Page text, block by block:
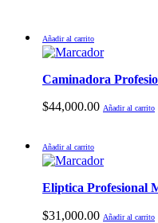
Añadir al carrito
Caminadora
$44,000.00 Añadir al carrito
Añadir al carrito
Eliptica Profesional
$31,000.00 Añadir al carrito